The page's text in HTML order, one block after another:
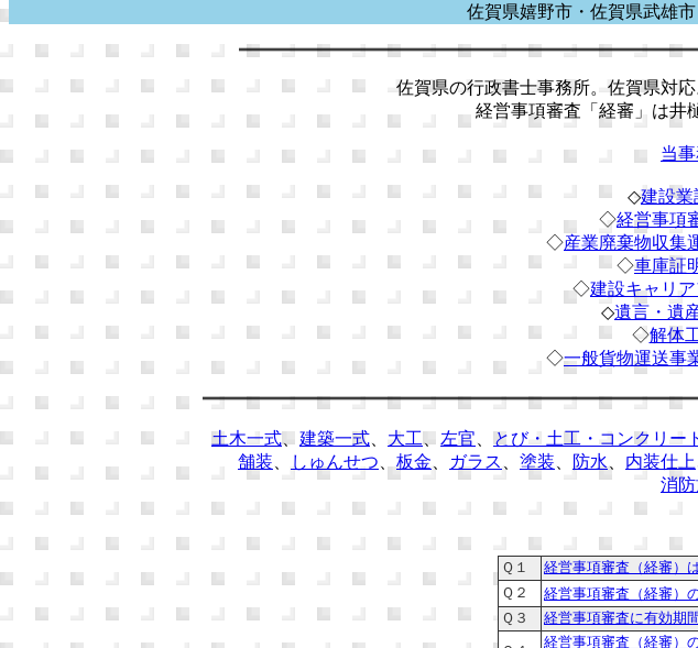
佐賀県嬉野市・佐賀県武雄
佐賀県の行政書士事務所。佐賀県対応
経営事項審査「経審」は井
当
◇建設業
◇経営事項
◇産業廃棄物収集
◇車庫証
◇建設キャリア
◇遺言・遺
◇解体
◇一般貨物運送事
土木一式 建築一式 大工 左官 とび・土工・コンクリー
舗装
しゅんせつ 板金 ガラス 塗装 防水 内装仕上
消
Ｑ１
経営事項審査（経審）
Ｑ２
経営事項審査（経審）
Ｑ３
経営事項審査に有効期
経営事項審査（経審）